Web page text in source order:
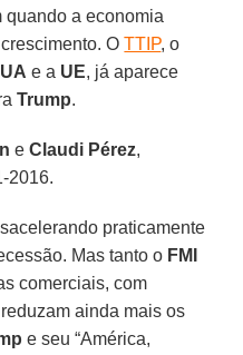
quando a economia
OTTIP, o
e a UE, já aparece
Trump.
eClaudi Pérez,
2016.
praticamente
Mas tanto o FMI
comerciais, com
ainda mais os
e seu “América,